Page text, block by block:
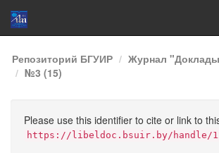
Skip
navigation
Репозиторий БГУИР Журнал
№3 (15)
Please use this identifier to cite or link to
https://libeldoc.bsuir.by/handle/